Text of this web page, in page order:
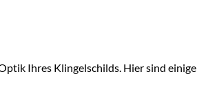
Ihres Klingelschilds. Hier sind einige